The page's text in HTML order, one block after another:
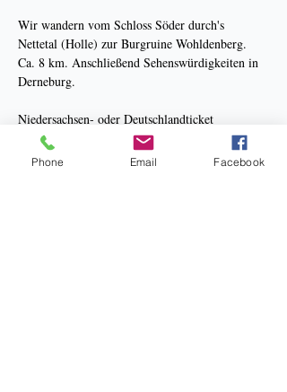
Wir wandern vom Schloss Söder durch's
Nettetal (Holle) zur Burgruine Wohldenberg.
Ca. 8 km. Anschließend Sehenswürdigkeiten in
Derneburg.
Niedersachsen- oder Deutschlandticket
erforderlich.
Phone Email Facebook